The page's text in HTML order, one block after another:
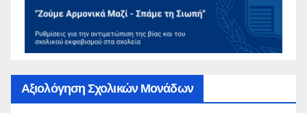
Αξιολόγηση Σχολικών Μονάδων